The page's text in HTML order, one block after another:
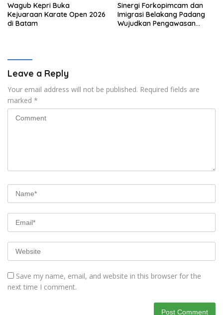
Wagub Kepri Buka
Kejuaraan Karate Open 2026
di Batam
Sinergi Forkopimcam dan
Imigrasi Belakang Padang
Wujudkan Pengawasan
Leave a Reply
Your email address will not be published. Required fields are
marked *
Save my name, email, and website in this browser for the
next time I comment.